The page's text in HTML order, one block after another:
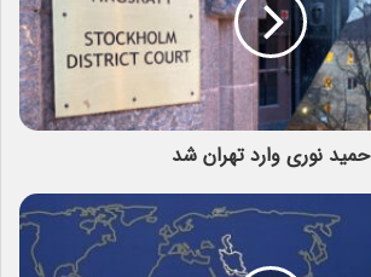
حمید نوری وارد تهران شد